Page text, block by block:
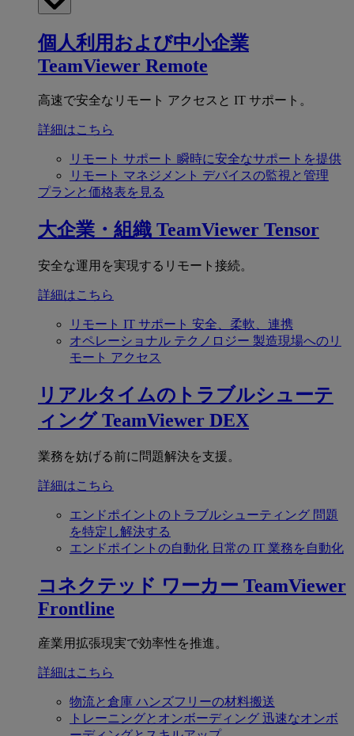
個人利用および中小企業
TeamViewer Remote
高速で安全なリモート アクセスと IT サポート。
詳細はこちら
リモート サポート 瞬時に安全なサポートを提供
リモート マネジメント デバイスの監視と管理
プランと価格表を見る
大企業・組織 TeamViewer Tensor
安全な運用を実現するリモート接続。
詳細はこちら
リモート IT サポート 安全、柔軟、連携
オペレーショナル テクノロジー 製造現場へのリ
モート アクセス
リアルタイムのトラブルシューテ
ィング TeamViewer DEX
業務を妨げる前に問題解決を支援。
詳細はこちら
エンドポイントのトラブルシューティング 問題
を特定し解決する
エンドポイントの自動化 日常の IT 業務を自動化
コネクテッド ワーカー TeamViewer
Frontline
産業用拡張現実で効率性を推進。
詳細はこちら
物流と倉庫 ハンズフリーの材料搬送
トレーニングとオンボーディング 迅速なオンボ